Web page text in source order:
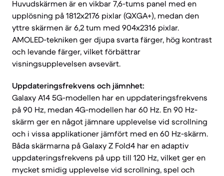
Huvudskärmen är en vikbar 7,6-tums panel med en
upplösning på 1812x2176 pixlar (QXGA+), medan den
yttre skärmen är 6,2 tum med 904x2316 pixlar.
AMOLED-tekniken ger djupa svarta färger, hög kontrast
och levande färger, vilket förbättrar
visningsupplevelsen avsevärt.
Uppdateringsfrekvens och jämnhet:
Galaxy A14 5G-modellen har en uppdateringsfrekvens
på 90 Hz, medan 4G-modellen har 60 Hz. En 90 Hz-
skärm ger en något jämnare upplevelse vid scrollning
och i vissa applikationer jämfört med en 60 Hz-skärm.
Båda skärmarna på Galaxy Z Fold4 har en adaptiv
uppdateringsfrekvens på upp till 120 Hz, vilket ger en
mycket smidig upplevelse vid scrollning, spel och